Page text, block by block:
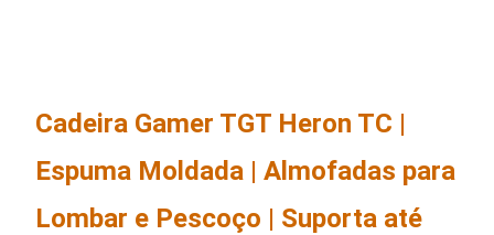
Cadeira Gamer TGT Heron TC |
Espuma Moldada | Almofadas para
Lombar e Pescoço | Suporta até